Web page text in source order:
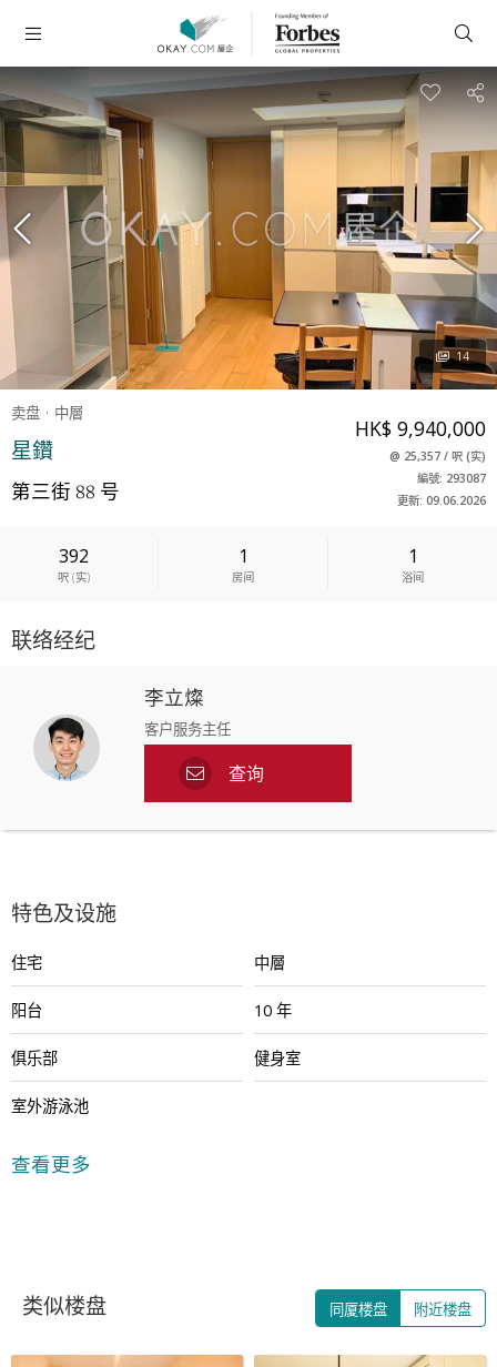
卖盘 中層
星鑽
第三街 88 号
HK$ 9,940,000
@ 25,357/ 呎(实)
編號: 293087
更新: 09.06.2026
392
呎(实)
1
房间
1
浴间
14
联络经纪
李立燦
客户服务主任
查询
特色及设施
住宅 中層
阳台 10 年
俱乐部 健身室
室外游泳池
查看更多
类似楼盘 同厦楼盘 附近楼盘